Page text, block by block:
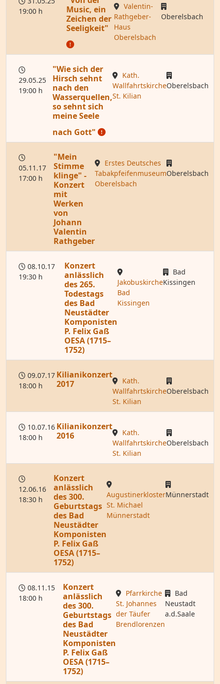
19:00 h
Music, ein
Zeichen der
Seeligkeit"
Valentin-
Rathgeber-
Haus
Oberelsbach
Oberelsbach
29.05.25
19:00 h
"Wie sich der
Hirsch sehnt
nach den
Wasserquellen,
so sehnt sich
meine Seele
nach Gott"
Kath.
Wallfahrtskirche
St. Kilian
Oberelsbach
05.11.17
17:00 h
"Mein
Stimme
klinge" -
Konzert
mit
Werken
von
Johann
Valentin
Rathgeber
Erstes Deutsches
Tabakpfeifenmuseum
Oberelsbach
Oberelsbach
08.10.17
19:30 h
Konzert
anlässlich
des 265.
Todestags
des Bad
Neustädter
Komponisten
P. Felix Gaß
OESA (1715–
1752)
Jakobuskirche
Bad
Kissingen
Bad
Kissingen
09.07.17
18:00 h
Kilianikonzert
2017
Kath.
Wallfahrtskirche
St. Kilian
Oberelsbach
10.07.16
18:00 h
Kilianikonzert
2016
Kath.
Wallfahrtskirche
St. Kilian
Oberelsbach
12.06.16
18:30 h
Konzert
anlässlich
des 300.
Geburtstags
des Bad
Neustädter
Komponisten
P. Felix Gaß
OESA (1715–
1752)
Augustinerkloster
St. Michael
Münnerstadt
Münnerstadt
08.11.15
18:00 h
Konzert
anlässlich
des 300.
Geburtstags
des Bad
Neustädter
Komponisten
P. Felix Gaß
OESA (1715–
1752)
Pfarrkirche
St. Johannes
der Täufer
Brendlorenzen
Bad
Neustadt
a.d.Saale